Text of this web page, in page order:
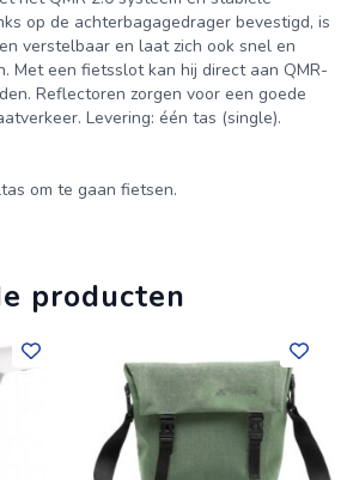
op de achterbagagedrager bevestigd, is
verstelbaar en laat zich ook snel en
Met een fietsslot kan hij direct aan QMR-
Reflectoren zorgen voor een goede
Levering: één tas (single).
om te gaan fietsen.
producten